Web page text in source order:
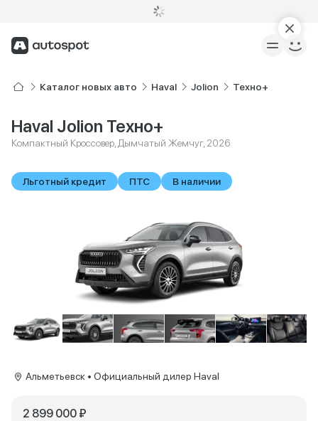
Каталог новых авто Haval Jolion Техно+
Haval Jolion Техно+
Компактный Кроссовер, Дымчатый Жемчуг, 2026
Льготный кредит ПТС В наличии
Альметьевск • Официальный дилер Haval
2 899 000 ₽